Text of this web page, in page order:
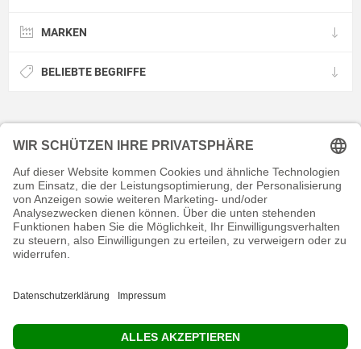
MARKEN
BELIEBTE BEGRIFFE
KONTAKT
RECHTLICHES
INFORMATIVES